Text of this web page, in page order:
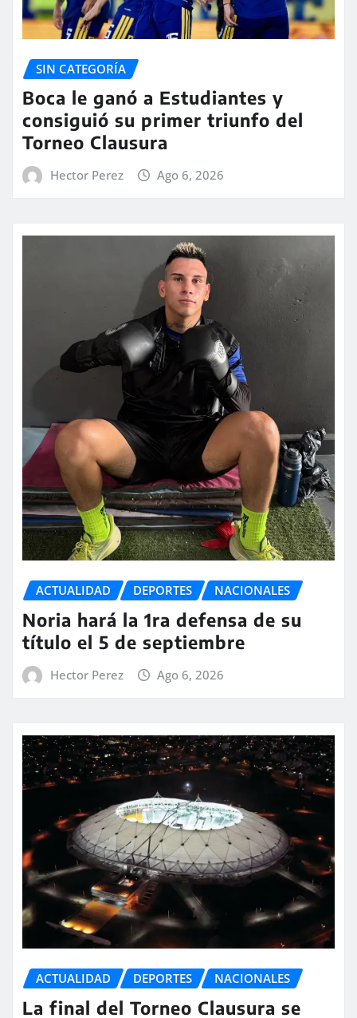
SIN CATEGORÍA
Boca le ganó a Estudiantes y
consiguió su primer triunfo del
Torneo Clausura
Hector Perez Ago 6, 2026
ACTUALIDAD DEPORTES NACIONALES
Noria hará la 1ra defensa de su
título el 5 de septiembre
Hector Perez Ago 6, 2026
ACTUALIDAD DEPORTES NACIONALES
La final del Torneo Clausura se